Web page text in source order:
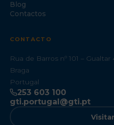
Blog
Contactos
CONTACTO
Rua de Barros nº 101 – Gualtar
Braga
Portugal
253 603 100
gti.portugal@gti.pt